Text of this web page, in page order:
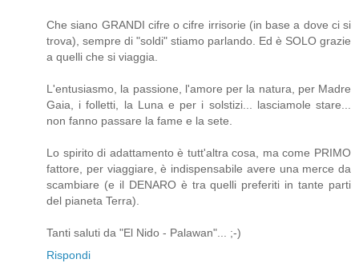
Che siano GRANDI cifre o cifre irrisorie (in base a dove ci si
trova), sempre di "soldi" stiamo parlando. Ed è SOLO grazie
a quelli che si viaggia.
L'entusiasmo, la passione, l'amore per la natura, per Madre
Gaia, i folletti, la Luna e per i solstizi... lasciamole stare...
non fanno passare la fame e la sete.
Lo spirito di adattamento è tutt'altra cosa, ma come PRIMO
fattore, per viaggiare, è indispensabile avere una merce da
scambiare (e il DENARO è tra quelli preferiti in tante parti
del pianeta Terra).
Tanti saluti da "El Nido - Palawan"... ;-)
Rispondi